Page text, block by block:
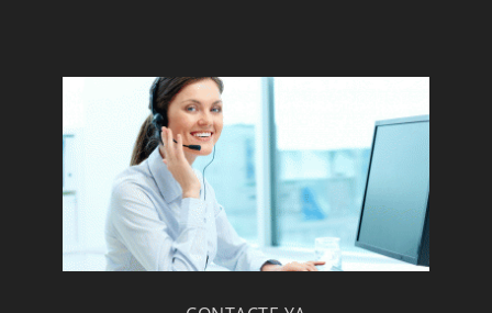
Servicio Técnico Autorizado Junkers
Reparación de calderas de microacumulación
Servicio técnico de calderas BAXI ROCA
Reparación de calderas
Aire acondicionado y calderas: contrato de
mantenimiento y revisión